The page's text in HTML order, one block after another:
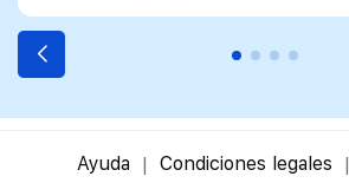
Ayuda Condiciones legales